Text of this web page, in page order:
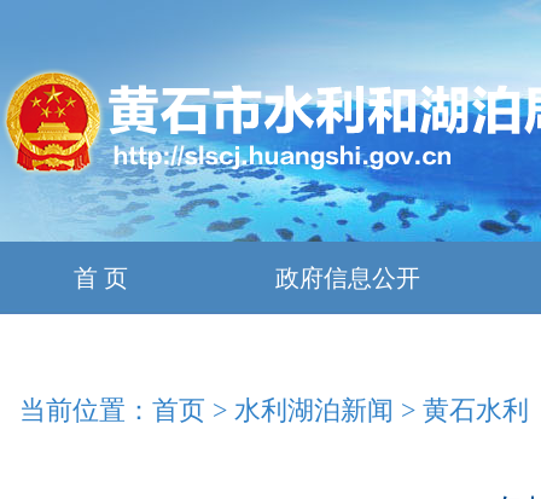
首 页 政府信息公开
当前位置： 首页 > 水利湖泊新闻 > 黄石水利